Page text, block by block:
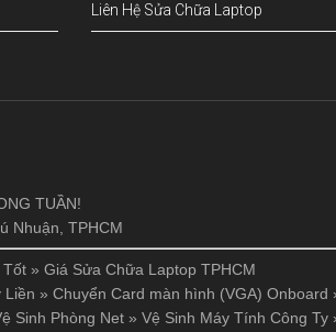
Liên Hệ Sửa Chữa Laptop
TUẦN!
Nhuận, TPHCM
Tốt » Giá Sửa Chữa Laptop TPHCM
Liền » Chuyển Card màn hình (VGA) Onboard
Sinh Phòng Net » Vệ Sinh Máy Tính Công Ty